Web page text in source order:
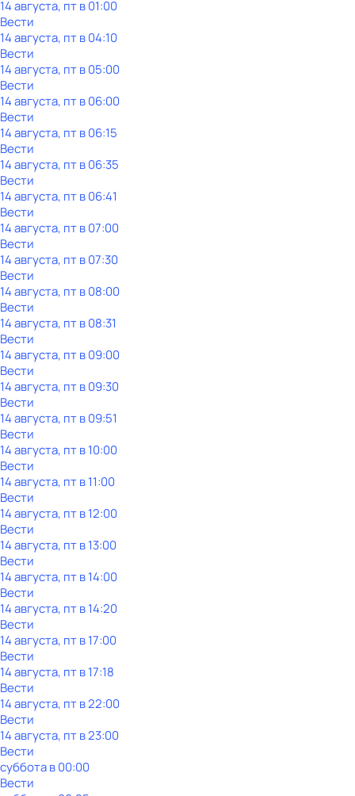
14 августа, пт в 01:00
Вести
14 августа, пт в 04:10
Вести
14 августа, пт в 05:00
Вести
14 августа, пт в 06:00
Вести
14 августа, пт в 06:15
Вести
14 августа, пт в 06:35
Вести
14 августа, пт в 06:41
Вести
14 августа, пт в 07:00
Вести
14 августа, пт в 07:30
Вести
14 августа, пт в 08:00
Вести
14 августа, пт в 08:31
Вести
14 августа, пт в 09:00
Вести
14 августа, пт в 09:30
Вести
14 августа, пт в 09:51
Вести
14 августа, пт в 10:00
Вести
14 августа, пт в 11:00
Вести
14 августа, пт в 12:00
Вести
14 августа, пт в 13:00
Вести
14 августа, пт в 14:00
Вести
14 августа, пт в 14:20
Вести
14 августа, пт в 17:00
Вести
14 августа, пт в 17:18
Вести
14 августа, пт в 22:00
Вести
14 августа, пт в 23:00
Вести
субботав00:00
Вести